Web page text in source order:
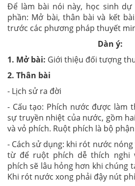
Để làm bài nói này, học sinh
phần: Mở bài, thân bài và kết
trước các phương pháp thuyết
Dàn ý:
1. Mở bài: Giới thiệu đối tượng
2. Thân bài
- Lịch sử ra đời
- Cấu tạo: Phích nước được làm
sự truyền nhiệt của nước, gồm
và vỏ phích. Ruột phích là bộ
- Cách sử dụng: khi rót nước
từ để ruột phích dễ thích nghi
phích sẽ lâu hỏng hơn khi chúng
Khi rót nước xong phải đậy nút